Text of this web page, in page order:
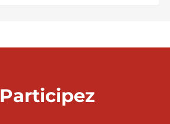
Participez